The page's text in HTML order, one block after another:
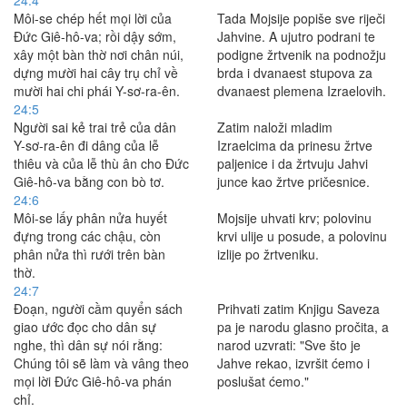
Môi-se chép hết mọi lời của
Ðức Giê-hô-va; rồi dậy sớm,
xây một bàn thờ nơi chân núi,
dựng mười hai cây trụ chỉ về
mười hai chi phái Y-sơ-ra-ên.
Tada Mojsije popiše sve riječi
Jahvine. A ujutro podrani te
podigne žrtvenik na podnožju
brda i dvanaest stupova za
dvanaest plemena Izraelovih.
24:5
Người sai kẻ trai trẻ của dân
Y-sơ-ra-ên đi dâng của lễ
thiêu và của lễ thù ân cho Ðức
Giê-hô-va bằng con bò tơ.
Zatim naloži mladim
Izraelcima da prinesu žrtve
paljenice i da žrtvuju Jahvi
junce kao žrtve pričesnice.
24:6
Môi-se lấy phân nửa huyết
đựng trong các chậu, còn
phân nửa thì rưới trên bàn
thờ.
Mojsije uhvati krv; polovinu
krvi ulije u posude, a polovinu
izlije po žrtveniku.
24:7
Ðoạn, người cầm quyển sách
giao ước đọc cho dân sự
nghe, thì dân sự nói rằng:
Chúng tôi sẽ làm và vâng theo
mọi lời Ðức Giê-hô-va phán
chỉ.
Prihvati zatim Knjigu Saveza
pa je narodu glasno pročita, a
narod uzvrati: "Sve što je
Jahve rekao, izvršit ćemo i
poslušat ćemo."